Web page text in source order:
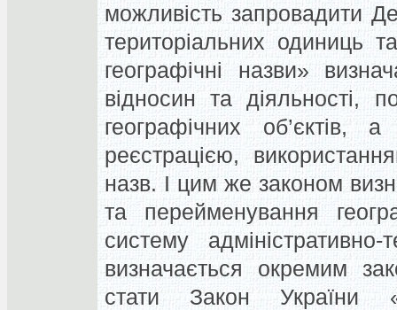
можливість запровадити
територіальних одиниць
географічні назви»
відносин та діяльності,
географічних об’єктів,
реєстрацією,
назв. І цим же законом
та перейменування
систему
визначається окремим
стати Закон України